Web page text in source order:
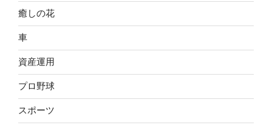
癒しの花
車
資産運用
プロ野球
スポーツ